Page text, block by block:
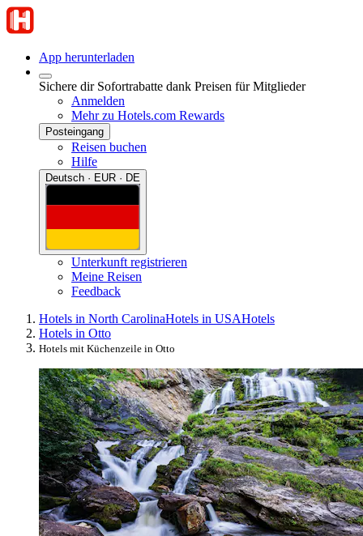
App herunterladen
Sichere dir Sofortrabatte dank Preisen für Mitglieder
Anmelden
Mehr zu Hotels.com Rewards
Posteingang
Reisen buchen
Hilfe
Deutsch · EUR · DE
Unterkunft registrieren
Meine Reisen
Feedback
Hotels in North CarolinaHotels in USAHotels
Hotels in Otto
Hotels mit Küchenzeile in Otto